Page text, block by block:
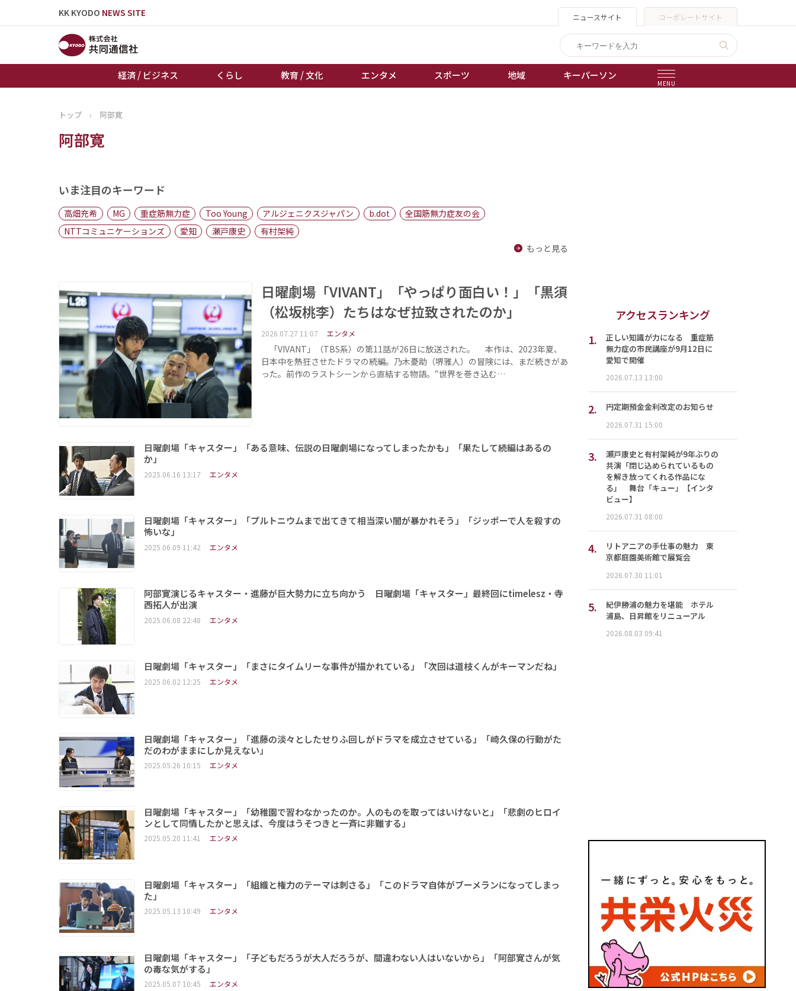
KK KYODO NEWS SITE ニュースサイト コーポレートサイト
経済 / ビジネス くらし 教育 / 文化 エンタメ スポーツ 地域 キーパーソン
MENU
トップページ
地域
キーパーソン
棋王戦
トップ › 阿部寛
阿部寛
いま注目のキーワード
高畑充希 MG 重症筋無力症 Too Young アルジェニクスジャパン b.dot
全国筋無力症友の会
NTTコミュニケーションズ
愛知 瀬戸康史
有村架純
もっと見る
日曜劇場「VIVANT」「やっぱり面白い！」「黒須
（松坂桃李）たちはなぜ拉致されたのか」
2026.07.27 11:07 エンタメ
「VIVANT」（TBS系）の第11話が26日に放送された。 本作は、2023年夏、
日本中を熱狂させたドラマの続編。乃木憂助（堺雅人）の冒険には、まだ続きがあ
った。前作のラストシーンから直結する物語。“世界を巻き込む…
日曜劇場「キャスター」「ある意味、伝説の日曜劇場になってしまったかも」「果たして続編はあるの
か」
2025.06.16 13:17 エンタメ
日曜劇場「キャスター」「プルトニウムまで出てきて相当深い闇が暴かれそう」「ジッポーで人を殺すの
怖いな」
2025.06.09 11:42 エンタメ
阿部寛演じるキャスター・進藤が巨大勢力に立ち向かう 日曜劇場「キャスター」最終回にtimelesz・寺
西拓人が出演
2025.06.08 22:48 エンタメ
日曜劇場「キャスター」「まさにタイムリーな事件が描かれている」「次回は道枝くんがキーマンだね」
2025.06.02 12:25 エンタメ
日曜劇場「キャスター」「進藤の淡々としたせりふ回しがドラマを成立させている」「崎久保の行動がた
だのわがままにしか見えない」
2025.05.26 10:15 エンタメ
日曜劇場「キャスター」「幼稚園で習わなかったのか。人のものを取ってはいけないと」「悲劇のヒロイ
ンとして同情したかと思えば、今度はうそつきと一斉に非難する」
2025.05.20 11:41 エンタメ
日曜劇場「キャスター」「組織と権力のテーマは刺さる」「このドラマ自体がブーメランになってしまっ
た」
2025.05.13 10:49 エンタメ
日曜劇場「キャスター」「子どもだろうが大人だろうが、間違わない人はいないから」「阿部寛さんが気
の毒な気がする」
2025.05.07 10:45 エンタメ
アクセスランキング
1.
正しい知識が力になる 重症筋
無力症の市民講座が9月12日に
愛知で開催
2026.07.13 13:00
2. 円定期預金金利改定のお知らせ
2026.07.31 15:00
3.
瀬戸康史と有村架純が9年ぶりの
共演「閉じ込められているもの
を解き放ってくれる作品にな
る」 舞台「キュー」【インタ
ビュー】
2026.07.31 08:00
4.
リトアニアの手仕事の魅力 東
京都庭園美術館で展覧会
2026.07.30 11:01
5.
紀伊勝浦の魅力を堪能 ホテル
浦島、日昇館をリニューアル
2026.08.03 09:41